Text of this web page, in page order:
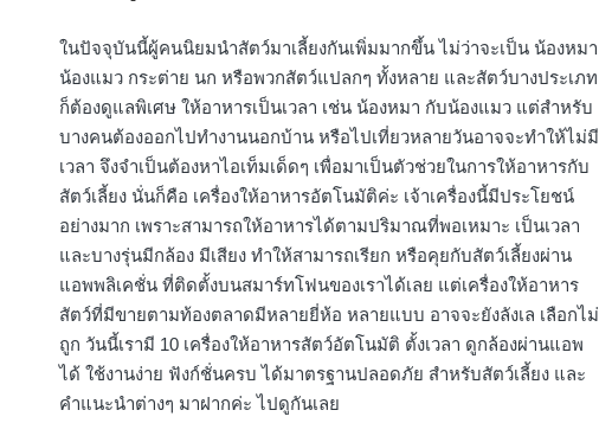
ในปัจจุบันนี้ผู้คนนิยมนำสัตว์มาเลี้ยงกันเพิ่มมากขึ้น ไม่ว่าจะเป็น น้องหมา
น้องแมว กระต่าย นก หรือพวกสัตว์แปลกๆ ทั้งหลาย และสัตว์บางประเภท
ก็ต้องดูแลพิเศษ ให้อาหารเป็นเวลา เช่น น้องหมา กับน้องแมว แต่สำหรับ
บางคนต้องออกไปทำงานนอกบ้าน หรือไปเที่ยวหลายวันอาจจะทำให้ไม่มี
เวลา จึงจำเป็นต้องหาไอเท็มเด็ดๆ เพื่อมาเป็นตัวช่วยในการให้อาหารกับ
สัตว์เลี้ยง นั่นก็คือ เครื่องให้อาหารอัตโนมัติค่ะ เจ้าเครื่องนี้มีประโยชน์
อย่างมาก เพราะสามารถให้อาหารได้ตามปริมาณที่พอเหมาะ เป็นเวลา
และบางรุ่นมีกล้อง มีเสียง ทำให้สามารถเรียก หรือคุยกับสัตว์เลี้ยงผ่าน
แอพพลิเคชั่น ที่ติดตั้งบนสมาร์ทโฟนของเราได้เลย แต่เครื่องให้อาหาร
สัตว์ที่มีขายตามท้องตลาดมีหลายยี่ห้อ หลายแบบ อาจจะยังลังเล เลือกไม่
ถูก วันนี้เรามี 10 เครื่องให้อาหารสัตว์อัตโนมัติ ตั้งเวลา ดูกล้องผ่านแอพ
ได้ ใช้งานง่าย ฟังก์ชั่นครบ ได้มาตรฐานปลอดภัย สำหรับสัตว์เลี้ยง และ
คำแนะนำต่างๆ มาฝากค่ะ ไปดูกันเลย